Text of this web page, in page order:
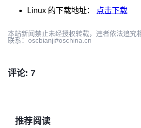
Linux 的下载地址： 点击下载
本站新闻禁止未经授权转载，违者依法追究
联系：oscbianji#oschina.cn
评论: 7
推荐阅读